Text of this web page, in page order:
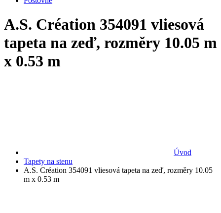
A.S. Création 354091 vliesová
tapeta na zeď, rozměry 10.05 m
x 0.53 m
Úvod
Tapety na stenu
A.S. Création 354091 vliesová tapeta na zeď, rozměry 10.05
m x 0.53 m